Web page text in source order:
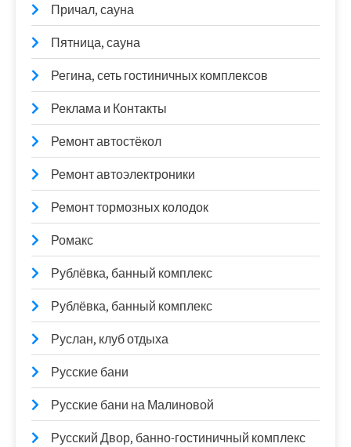
Причал, сауна
Пятница, сауна
Регина, сеть гостиничных комплексов
Реклама и Контакты
Ремонт автостёкол
Ремонт автоэлектроники
Ремонт тормозных колодок
Ромакс
Рублёвка, банный комплекс
Рублёвка, банный комплекс
Руслан, клуб отдыха
Русские бани
Русские бани на Малиновой
Русский Двор, банно-гостиничный комплекс